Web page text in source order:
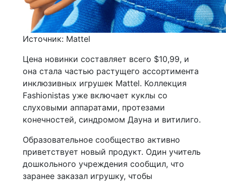
Источник: Mattel
Цена новинки составляет всего $10,99, и
она стала частью растущего ассортимента
инклюзивных игрушек Mattel. Коллекция
Fashionistas уже включает куклы со
слуховыми аппаратами, протезами
конечностей, синдромом Дауна и витилиго.
Образовательное сообщество активно
приветствует новый продукт. Один учитель
дошкольного учреждения сообщил, что
заранее заказал игрушку, чтобы